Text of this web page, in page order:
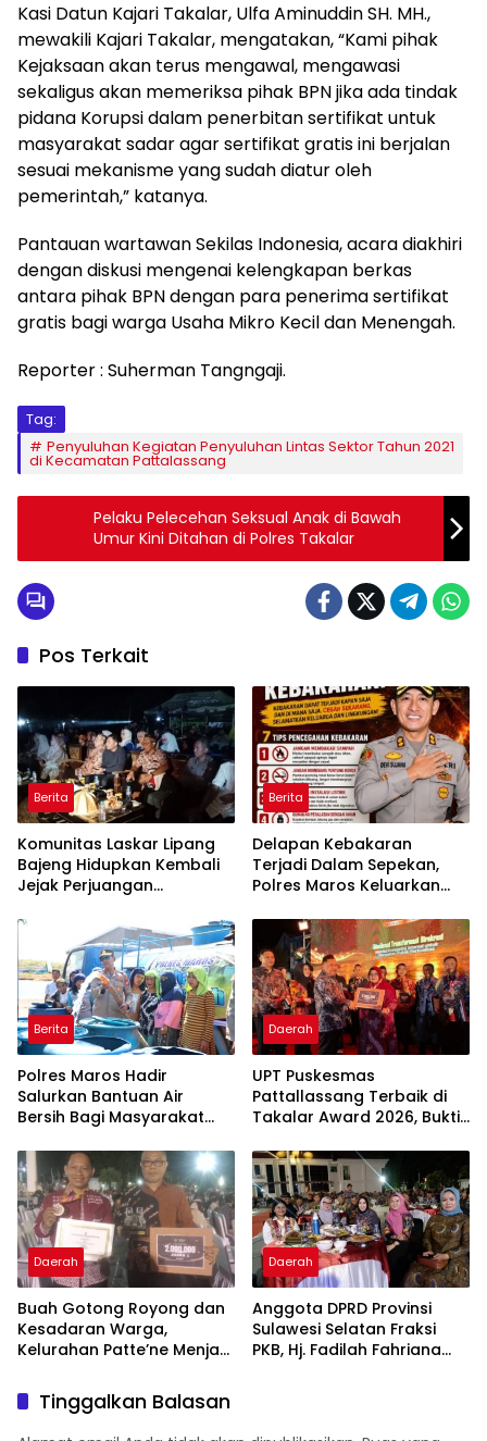
Kasi Datun Kajari Takalar, Ulfa Aminuddin SH. MH.,
mewakili Kajari Takalar, mengatakan, “Kami pihak
Kejaksaan akan terus mengawal, mengawasi
sekaligus akan memeriksa pihak BPN jika ada tindak
pidana Korupsi dalam penerbitan sertifikat untuk
masyarakat sadar agar sertifikat gratis ini berjalan
sesuai mekanisme yang sudah diatur oleh
pemerintah,” katanya.
Pantauan wartawan Sekilas Indonesia, acara diakhiri
dengan diskusi mengenai kelengkapan berkas
antara pihak BPN dengan para penerima sertifikat
gratis bagi warga Usaha Mikro Kecil dan Menengah.
Reporter : Suherman Tangngaji.
Tag:
Penyuluhan Kegiatan Penyuluhan Lintas Sektor Tahun 2021
di Kecamatan Pattalassang
Pelaku Pelecehan Seksual Anak di Bawah
Umur Kini Ditahan di Polres Takalar
Pos Terkait
Berita
Komunitas Laskar Lipang
Bajeng Hidupkan Kembali
Jejak Perjuangan
Wabup Takalar: Apresiasi
Bahwa Sejarah Adalah
Warisan yang Tak Ternilai”.
Berita
Delapan Kebakaran
Terjadi Dalam Sepekan,
Polres Maros Keluarkan
Masyarakat
Berita
Polres Maros Hadir
Salurkan Bantuan Air
Bersih Bagi Masyarakat
Di Maros
Daerah
UPT Puskesmas
Pattallassang Terbaik di
Takalar Award 2026, Bukti
Pelayanan Kesehatan
Berkualitas
Daerah
Buah Gotong Royong dan
Kesadaran Warga,
Kelurahan Patte’ne Menjadi
2026
Daerah
Anggota DPRD Provinsi
Sulawesi Selatan Fraksi
PKB, Hj. Fadilah Fahriana
Melalui Malam Apresiasi
Tinggalkan Balasan